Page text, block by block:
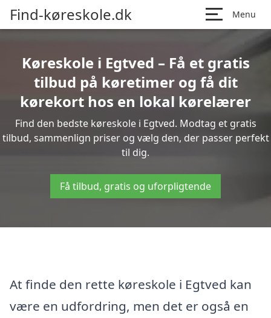
Find-køreskole.dk Menu
Køreskole i Egtved – Få et gratis
tilbud på køretimer og få dit
kørekort hos en lokal kørelærer
Find den bedste køreskole i Egtved. Modtag et gratis
tilbud, sammenlign priser og vælg den, der passer perfekt
til dig.
Få tilbud, gratis og uforpligtende
At finde den rette køreskole i Egtved kan
være en udfordring, men det er også en